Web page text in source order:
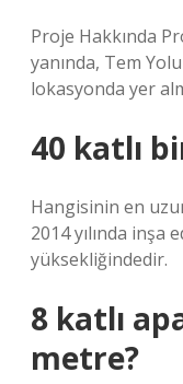
Proje Hakkında
yanında, Tem
lokasyonda yer
40 katlı
Hangisinin en
2014 yılında inşa
yüksekliğindedir.
8 katlı
metre?